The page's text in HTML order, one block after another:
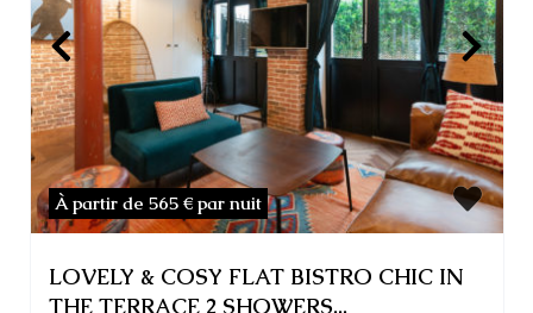
À partir de 565 € par nuit
LOVELY & COSY FLAT BISTRO CHIC IN
THE TERRACE 2 SHOWERS...